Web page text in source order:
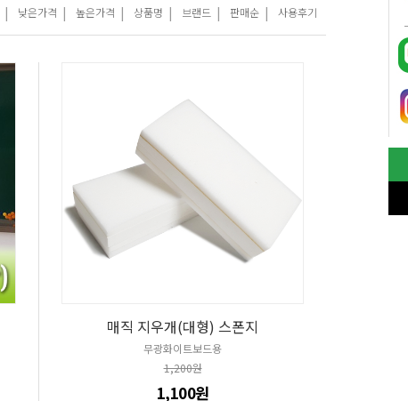
| 낮은가격 | 높은가격 | 상품명 | 브랜드 | 판매순 | 사용후기
매직 지우개(대형) 스폰지
무광화이트보드용
1,200원
1,100원